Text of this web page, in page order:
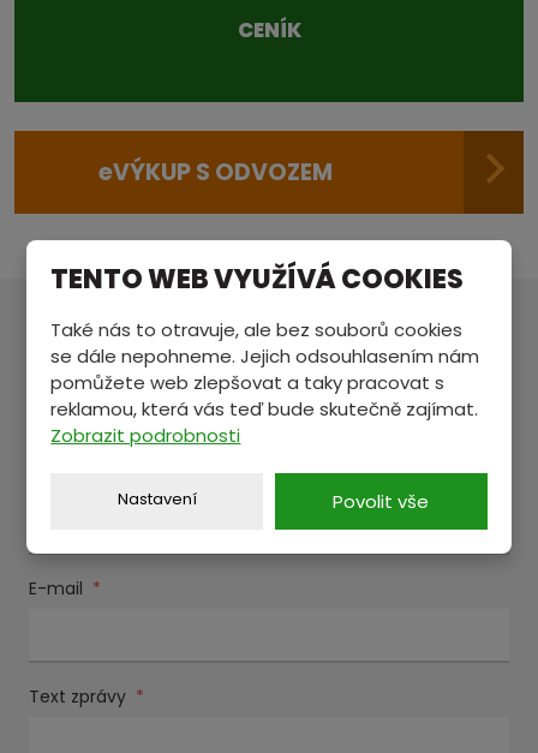
CENÍK
eVÝKUP S ODVOZEM
MÁTE NĚCO NA SRDCI?
Pošlete nám zprávu a my se vám ozveme.
E-mail *
Text zprávy *
TENTO WEB VYUŽÍVÁ COOKIES
Také nás to otravuje, ale bez souborů cookies
se dále nepohneme. Jejich odsouhlasením nám
pomůžete web zlepšovat a taky pracovat s
reklamou, která vás teď bude skutečně zajímat.
Zobrazit podrobnosti
Nastavení Povolit vše